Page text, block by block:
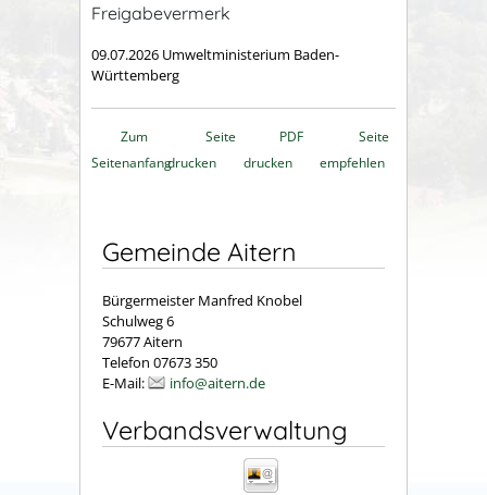
Freigabevermerk
09.07.2026 Umweltministerium Baden-
Württemberg
Zum
Seitenanfang
Seite
drucken
PDF
drucken
Seite
empfehlen
Gemeinde Aitern
Bürgermeister Manfred Knobel
Schulweg 6
79677 Aitern
Telefon 07673 350
E-Mail:
info@aitern.de
Verbandsverwaltung